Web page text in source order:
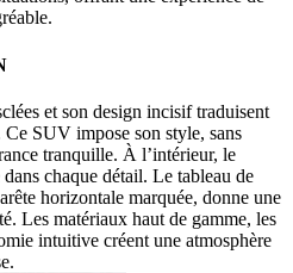
et son design incisif traduisent
SUV impose son style, sans
tranquille. À l’intérieur, le
chaque détail. Le tableau de
horizontale marquée, donne une
Les matériaux haut de gamme, les
intuitive créent une atmosphère